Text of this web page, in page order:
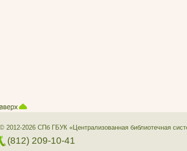
© 2012-2026 СПб ГБУК «Централизованная библиотечная
(812) 209-10-41